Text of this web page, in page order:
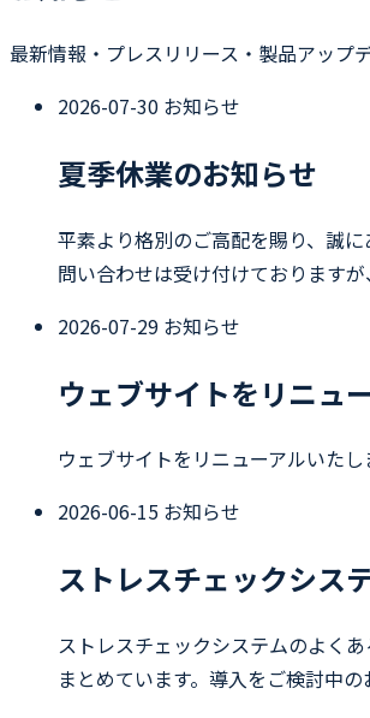
最新情報・プレスリリース・製品アップ
2026-07-30 お知らせ
夏季休業のお知らせ
平素より格別のご高配を賜り、誠
問い合わせは受け付けております
2026-07-29 お知らせ
ウェブサイトをリニュ
ウェブサイトをリニューアルいた
2026-06-15 お知らせ
ストレスチェックシス
ストレスチェックシステムのよく
まとめています。導入をご検討中の